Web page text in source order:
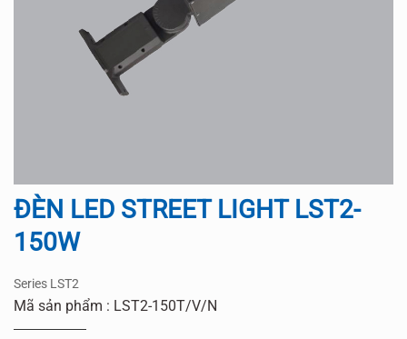
ĐÈN LED STREET LIGHT LST2-
150W
Series LST2
Mã sản phẩm : LST2-150T/V/N